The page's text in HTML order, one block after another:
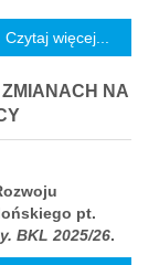
Czytaj więcej...
NA
pt.
BKL 2025/26.